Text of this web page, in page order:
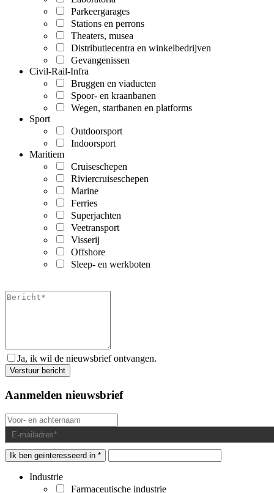
Parkeergarages
Stations en perrons
Theaters, musea
Distributiecentra en winkelbedrijven
Gevangenissen
Civil-Rail-Infra
Bruggen en viaducten
Spoor- en kraanbanen
Wegen, startbanen en platforms
Sport
Outdoorsport
Indoorsport
Maritiem
Cruiseschepen
Riviercruiseschepen
Marine
Ferries
Superjachten
Veetransport
Visserij
Offshore
Sleep- en werkboten
Ja, ik wil de nieuwsbrief ontvangen.
Aanmelden nieuwsbrief
Ik ben geïnteresseerd in *
Industrie
Farmaceutische industrie